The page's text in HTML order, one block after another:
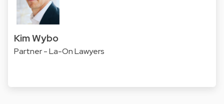
Kim Wybo
Partner - La-On Lawyers